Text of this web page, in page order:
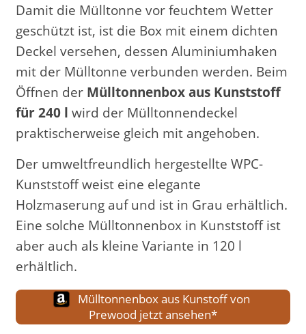
Damit die Mülltonne vor feuchtem Wetter
geschützt ist, ist die Box mit einem dichten
Deckel versehen, dessen Aluminiumhaken
mit der Mülltonne verbunden werden. Beim
Öffnen der Mülltonnenbox aus Kunststoff
für 240 l wird der Mülltonnendeckel
praktischerweise gleich mit angehoben.
Der umweltfreundlich hergestellte WPC-
Kunststoff weist eine elegante
Holzmaserung auf und ist in Grau erhältlich.
Eine solche Mülltonnenbox in Kunststoff ist
aber auch als kleine Variante in 120 l
erhältlich.
Mülltonnenbox aus Kunstoff von
Prewood jetzt ansehen*